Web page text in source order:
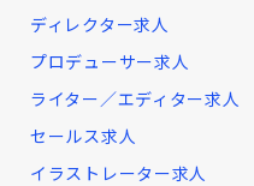
ディレクター求人
プロデューサー求人
ライター／エディター求人
セールス求人
イラストレーター求人